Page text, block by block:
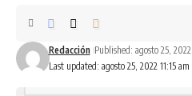
Last updated: agosto 25, 2022 11:15 am
Redacción Published: agosto 25, 2022